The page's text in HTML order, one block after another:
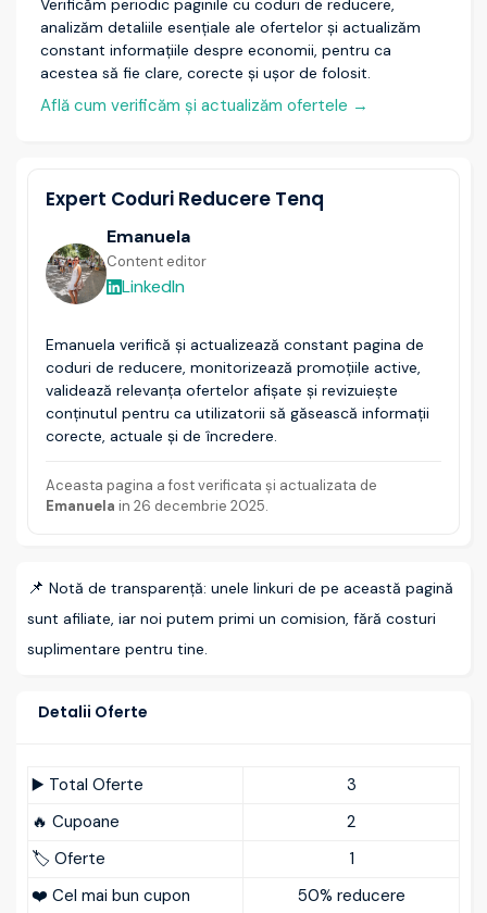
Verificăm periodic paginile cu coduri de reducere,
analizăm detaliile esențiale ale ofertelor și actualizăm
constant informațiile despre economii, pentru ca
acestea să fie clare, corecte și ușor de folosit.
Află cum verificăm și actualizăm ofertele →
Expert Coduri Reducere Tenq
Emanuela
Content editor
LinkedIn
Emanuela verifică și actualizează constant pagina de
coduri de reducere, monitorizează promoțiile active,
validează relevanța ofertelor afișate și revizuiește
conținutul pentru ca utilizatorii să găsească informații
corecte, actuale și de încredere.
Aceasta pagina a fost verificata și actualizata de
Emanuela in 26 decembrie 2025.
📌 Notă de transparență: unele linkuri de pe această pagină
sunt afiliate, iar noi putem primi un comision, fără costuri
suplimentare pentru tine.
Detalii Oferte
▶️ Total Oferte
3
🔥 Cupoane
2
🏷️ Oferte
1
❤️ Cel mai bun cupon
50% reducere